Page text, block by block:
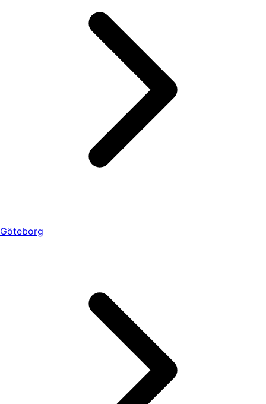
Göteborg